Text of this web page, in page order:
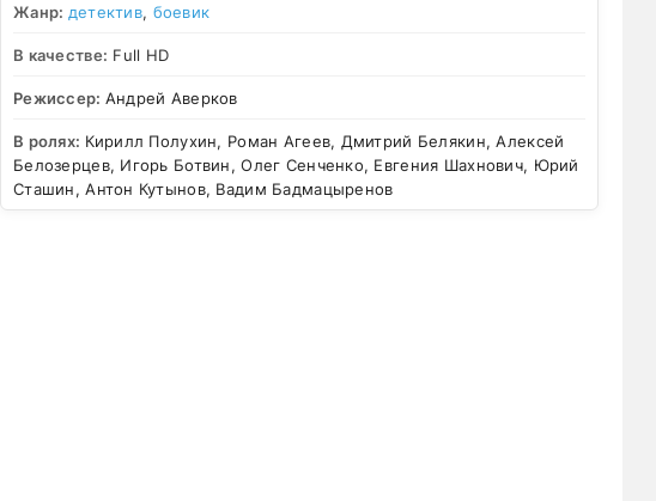
Жанр: детектив, боевик
В качестве: Full HD
Режиссер: Андрей Аверков
В ролях: Кирилл Полухин, Роман Агеев, Дмитрий Белякин, Алексей
Белозерцев, Игорь Ботвин, Олег Сенченко, Евгения Шахнович, Юрий
Сташин, Антон Кутынов, Вадим Бадмацыренов